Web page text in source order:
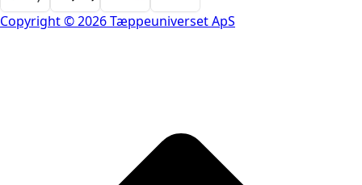
Copyright © 2026 Tæppeuniverset ApS